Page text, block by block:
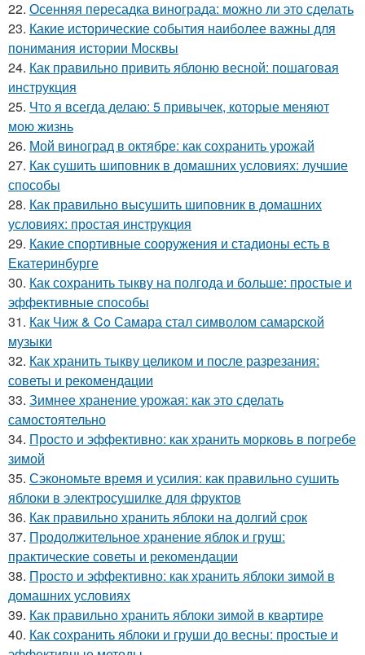
22. Осенняя пересадка винограда: можно ли это сделать
23. Какие исторические события наиболее важны для
понимания истории Москвы
24. Как правильно привить яблоню весной: пошаговая
инструкция
25. Что я всегда делаю: 5 привычек, которые меняют
мою жизнь
26. Мой виноград в октябре: как сохранить урожай
27. Как сушить шиповник в домашних условиях: лучшие
способы
28. Как правильно высушить шиповник в домашних
условиях: простая инструкция
29. Какие спортивные сооружения и стадионы есть в
Екатеринбурге
30. Как сохранить тыкву на полгода и больше: простые и
эффективные способы
31. Как Чиж & Co Самара стал символом самарской
музыки
32. Как хранить тыкву целиком и после разрезания:
советы и рекомендации
33. Зимнее хранение урожая: как это сделать
самостоятельно
34. Просто и эффективно: как хранить морковь в погребе
зимой
35. Сэкономьте время и усилия: как правильно сушить
яблоки в электросушилке для фруктов
36. Как правильно хранить яблоки на долгий срок
37. Продолжительное хранение яблок и груш:
практические советы и рекомендации
38. Просто и эффективно: как хранить яблоки зимой в
домашних условиях
39. Как правильно хранить яблоки зимой в квартире
40. Как сохранить яблоки и груши до весны: простые и